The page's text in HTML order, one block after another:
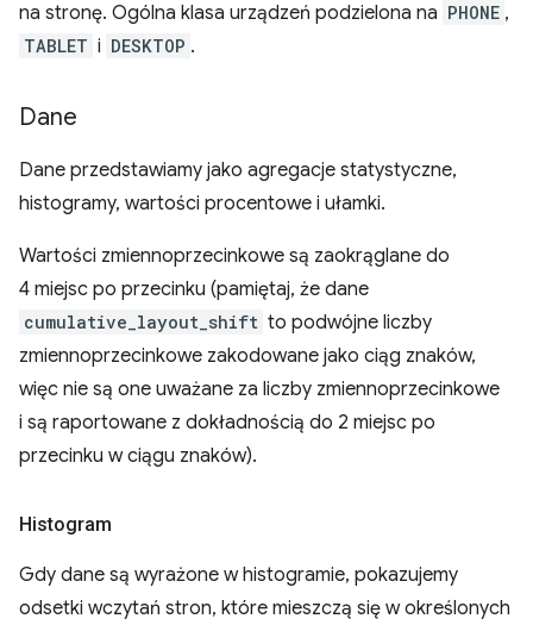
na stronę. Ogólna klasa urządzeń podzielona na PHONE ,
TABLET i DESKTOP .
Dane
Dane przedstawiamy jako agregacje statystyczne,
histogramy, wartości procentowe i ułamki.
Wartości zmiennoprzecinkowe są zaokrąglane do
4 miejsc po przecinku (pamiętaj, że dane
cumulative_layout_shift to podwójne liczby
zmiennoprzecinkowe zakodowane jako ciąg znaków,
więc nie są one uważane za liczby zmiennoprzecinkowe
i są raportowane z dokładnością do 2 miejsc po
przecinku w ciągu znaków).
Histogram
Gdy dane są wyrażone w histogramie, pokazujemy
odsetki wczytań stron, które mieszczą się w określonych